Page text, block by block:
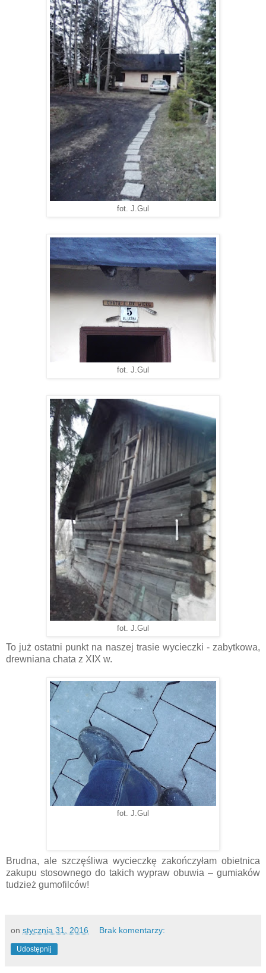
fot. J.Gul
fot. J.Gul
fot. J.Gul
To już ostatni punkt na naszej trasie wycieczki - zabytkowa,
drewniana chata z XIX w.
fot. J.Gul
Brudna, ale szczęśliwa wycieczkę zakończyłam obietnica
zakupu stosownego do takich wypraw obuwia – gumiaków
tudzież gumofilców!
on stycznia 31, 2016 Brak komentarzy:
Udostępnij